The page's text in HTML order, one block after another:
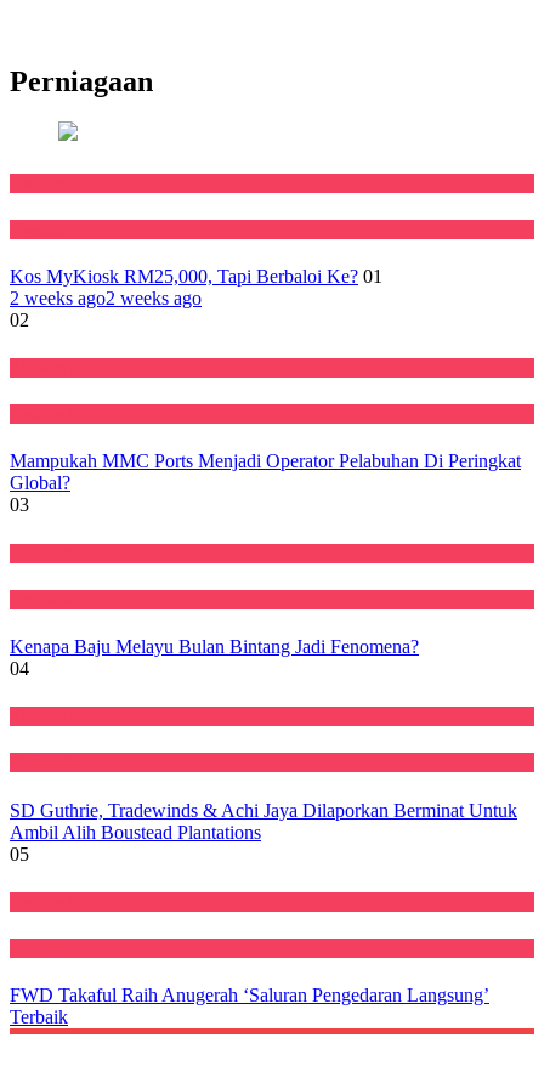
Perniagaan
Kos MyKiosk RM25,000, Tapi Berbaloi Ke? 01
2 weeks ago2 weeks ago
02
Mampukah MMC Ports Menjadi Operator Pelabuhan Di Peringkat
Global?
03
Kenapa Baju Melayu Bulan Bintang Jadi Fenomena?
04
SD Guthrie, Tradewinds & Achi Jaya Dilaporkan Berminat Untuk
Ambil Alih Boustead Plantations
05
FWD Takaful Raih Anugerah ‘Saluran Pengedaran Langsung’
Terbaik